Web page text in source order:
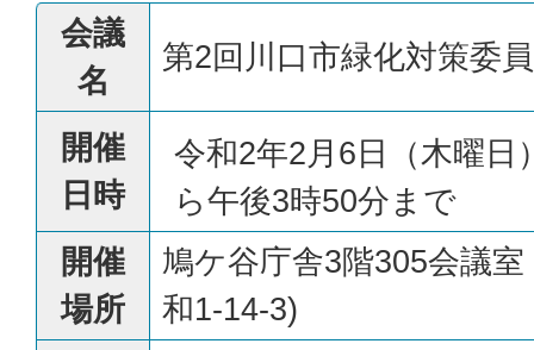
会議
名
第2回川口市緑化対策委
開催
日時
令和2年2月6日（木曜日
ら午後3時50分まで
開催
場所
鳩ケ谷庁舎3階305会議
和1-14-3)